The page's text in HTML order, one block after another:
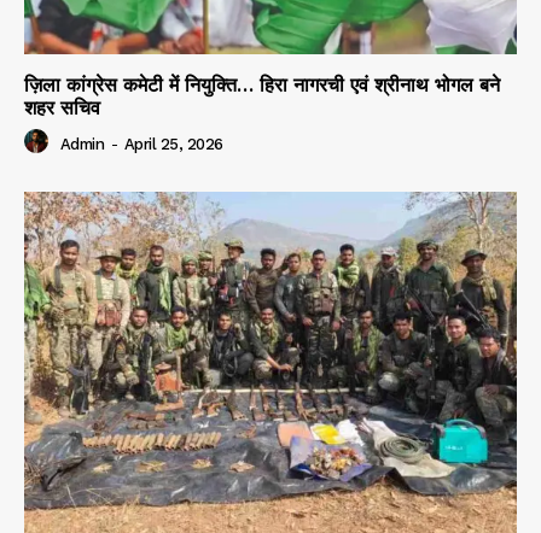
ज़िला कांग्रेस कमेटी में नियुक्ति… हिरा नागरची एवं श्रीनाथ भोगल बने
शहर सचिव
Admin - April 25, 2026